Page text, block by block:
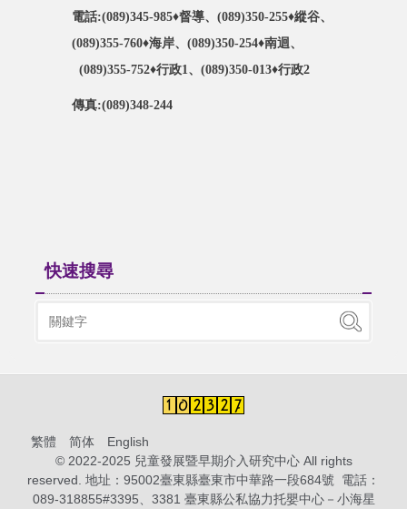
電話:(089)345-985♦督導、(089)350-255♦縱谷、
(089)355-760♦海岸、(089)350-254♦南迴、
(089)355-752♦行政1、(089)350-013♦行政2
傳真:(089)348-244
快速搜尋
繁體 简体
English
© 2022-2025 兒童發展暨早期介入研究中心 All rights
reserved. 地址：95002臺東縣臺東市中華路一段684號 電話：
089-318855#3395、3381 臺東縣公私協力托嬰中心－小海星